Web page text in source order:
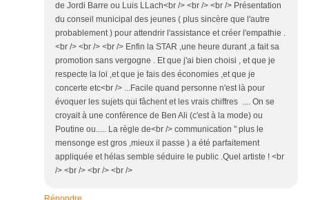
de Jordi Barre ou Luis LLach<br /> <br /> <br /> Présentation
du conseil municipal des jeunes ( plus sincère que l'autre
probablement ) pour attendrir l'assistance et créer l'empathie .
<br /> <br /> <br /> Enfin la STAR ,une heure durant ,a fait sa
promotion sans vergogne . Et que j'ai bien choisi , et que je
respecte la loi ,et que je fais des économies ,et que je
concerte etc<br /> ...Facile quand personne n'est là pour
évoquer les sujets qui fâchent et les vrais chiffres .... On se
croyait à une conférence de Ben Ali (c'est à la mode) ou
Poutine ou..... La règle de<br /> communication " plus le
mensonge est gros ,mieux il passe ) a été parfaitement
appliquée et hélas semble séduire le public .Quel artiste ! <br
/> <br /> <br /> <br />